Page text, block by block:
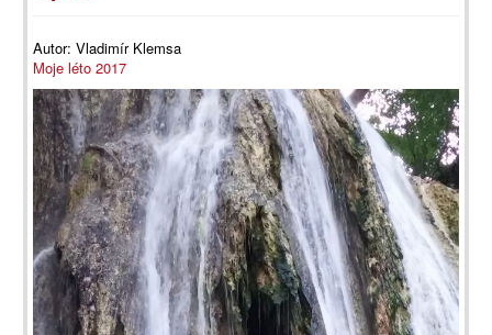
Autor: Vladimír Klemsa
Moje léto 2017